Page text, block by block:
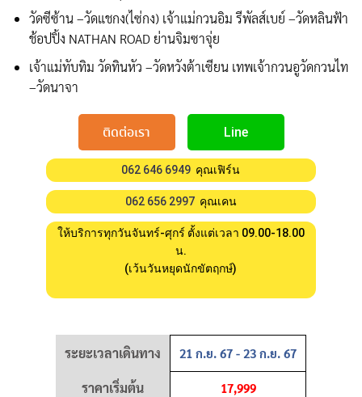
วัดซีซ้าน –วัดแชกง(ไซ่กง) เจ้าแม่กวนอิม รีพัลส์เบย์ –วัดหลินฟ้า
ช้อปปิ้ง NATHAN ROAD ย่านจิมซาจุ่ย
เจ้าแม่ทับทิม วัดทินหัว –วัดหวังต้าเซียน เทพเจ้ากวนอูวัดกวนไท
–วัดนาจา
ติดต่อเรา Line
062 646 6949 คุณเฟิร์น
062 656 2997คุณเคน
ให้บริการทุกวันจันทร์-ศุกร์ ตั้งแต่เวลา 09.00-18.00
น.
(เว้นวันหยุดนักขัตฤกษ์)
ระยะเวลาเดินทาง 21 ก.ย. 67 - 23 ก.ย. 67
ราคาเริ่มต้น 17,999